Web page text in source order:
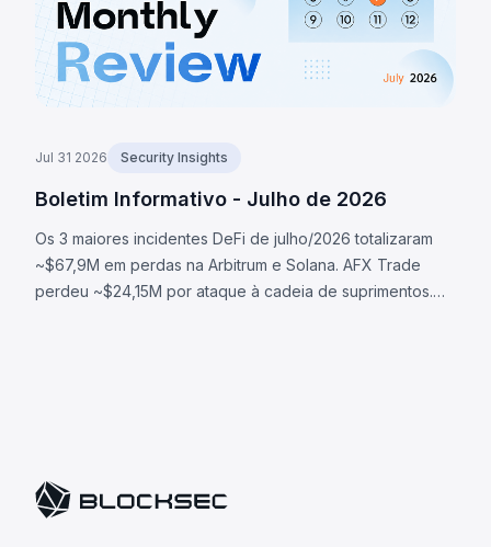
Jul 31 2026 Security Insights
Boletim Informativo - Julho de 2026
Os 3 maiores incidentes DeFi de julho/2026 totalizaram
~$67,9M em perdas na Arbitrum e Solana. AFX Trade
perdeu ~$24,15M por ataque à cadeia de suprimentos.